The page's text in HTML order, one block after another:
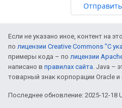
Если не указано иное, контент на
по лицензии Creative Commons "С
примеры кода – по лицензии
написано в правилах сайта . Java –
товарный знак корпорации Oracle
Последнее обновление: 2025-12-18